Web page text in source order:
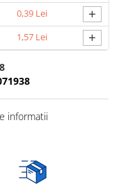
0,39 Lei +
1,57 Lei +
informatii